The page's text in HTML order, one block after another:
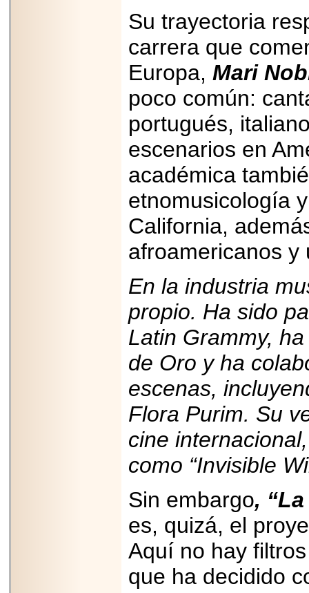
Su trayectoria
carrera que
Europa, Mari
poco común:
portugués,
escenarios en
académica
etnomusicología
California,
afroamericanos y
En la industria
propio. Ha sido
Latin Grammy,
de Oro y ha
escenas,
Flora Purim. Su
cine
como “Invisible
Sin embargo,
es, quizá, el
Aquí no hay
que ha decidido